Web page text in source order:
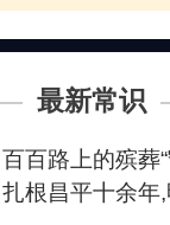
最新常识
百百路上的殡葬
扎根昌平十余年